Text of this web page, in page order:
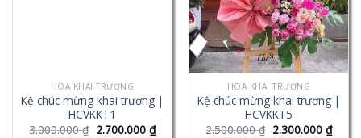
HOA KHAI TRƯƠNG
Kệ chúc mừng khai trương |
HCVKKT1
3.000.000₫ 2.700.000 ₫
HOA KHAI TRƯƠNG
Kệ chúc mừng khai trương |
HCVKKT5
2.500.000₫ 2.300.000 ₫